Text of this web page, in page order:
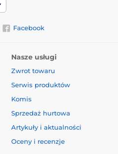
Facebook
Nasze usługi
Zwrot towaru
Serwis produktów
Komis
Sprzedaż hurtowa
Artykuły i aktualności
Oceny i recenzje